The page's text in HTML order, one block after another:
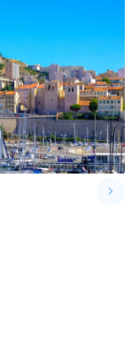
keyboard_arrow_right